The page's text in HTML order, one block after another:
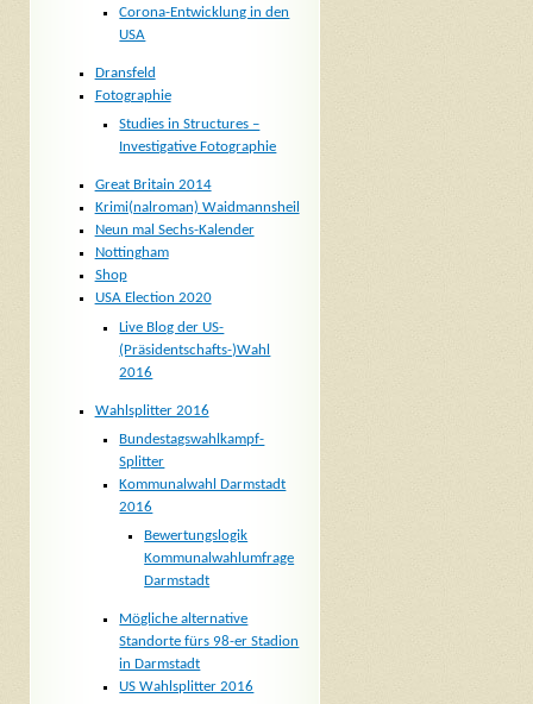
Corona-Entwicklung in den
USA
Dransfeld
Fotographie
Studies in Structures –
Investigative Fotographie
Great Britain 2014
Krimi(nalroman) Waidmannsheil
Neun mal Sechs-Kalender
Nottingham
Shop
USA Election 2020
Live Blog der US-
(Präsidentschafts-)Wahl
2016
Wahlsplitter 2016
Bundestagswahlkampf-
Splitter
Kommunalwahl Darmstadt
2016
Bewertungslogik
Kommunalwahlumfrage
Darmstadt
Mögliche alternative
Standorte fürs 98-er Stadion
in Darmstadt
US Wahlsplitter 2016